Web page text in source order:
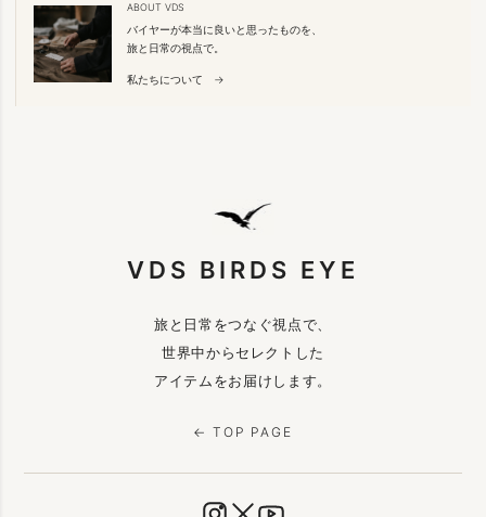
ABOUT VDS
バイヤーが本当に良いと思ったものを、
旅と日常の視点で。
私たちについて →
VDS BIRDS EYE
旅と日常をつなぐ視点で、
世界中からセレクトした
アイテムをお届けします。
← TOP PAGE